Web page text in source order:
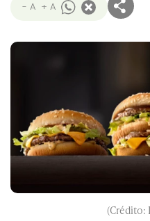
- A + A
(Crédito: